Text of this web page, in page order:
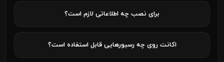
برای نصب چه اطلاعاتی لازم است؟
اکانت روی چه رسیورهایی قابل استفاده است؟